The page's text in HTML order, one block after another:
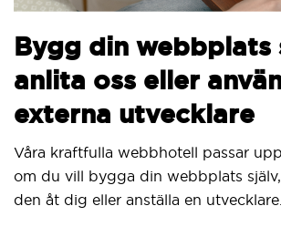
Bygg din webbplats
anlita oss eller
externa utvecklare
Våra kraftfulla webbhotell passar
om du vill bygga din webbplats
den åt dig eller anställa en utvecklare.